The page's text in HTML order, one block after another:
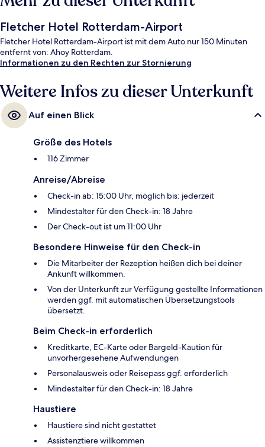
Fletcher Hotel Rotterdam-Airport
Fletcher Hotel Rotterdam-Airport ist mit dem Auto nur 150 Minuten
entfernt von: Ahoy Rotterdam.
Informationen zu den Rechten zur Stornierung
Weitere Infos zu dieser Unterkunft
Auf einen Blick
Größe des Hotels
116 Zimmer
Anreise/Abreise
Check-in ab: 15:00 Uhr, möglich bis: jederzeit
Mindestalter für den Check-in: 18 Jahre
Der Check-out ist um 11:00 Uhr
Besondere Hinweise für den Check-in
Die Mitarbeiter der Rezeption heißen dich bei deiner
Ankunft willkommen.
Von der Unterkunft zur Verfügung gestellte Informationen
werden ggf. mit automatischen Übersetzungstools
übersetzt.
Beim Check-in erforderlich
Kreditkarte, EC-Karte oder Bargeld-Kaution für
unvorhergesehene Aufwendungen
Personalausweis oder Reisepass ggf. erforderlich
Mindestalter für den Check-in: 18 Jahre
Haustiere
Haustiere sind nicht gestattet
Assistenztiere willkommen